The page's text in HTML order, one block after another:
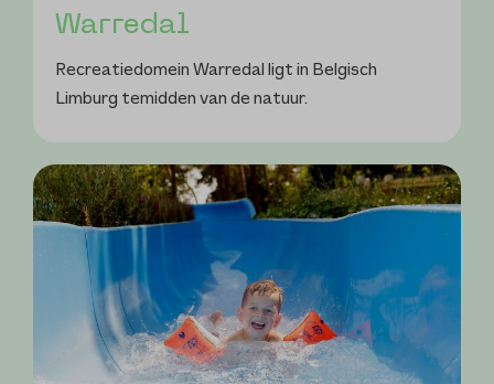
Warredal
Recreatiedomein Warredal ligt in Belgisch
Limburg temidden van de natuur.